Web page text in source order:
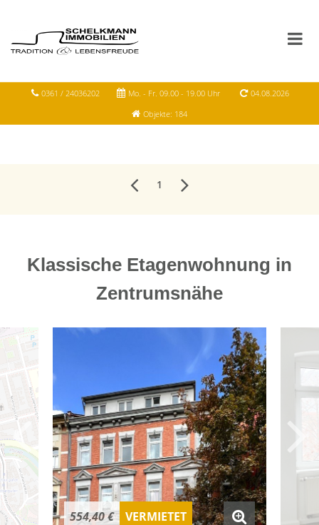
0361 / 24036202 Mo. - Fr. 09.00 - 19.00 Uhr
04.08.2026
Objekte: 184
1
Klassische Etagenwohnung in
Zentrumsnähe
554,40 € VERMIETET